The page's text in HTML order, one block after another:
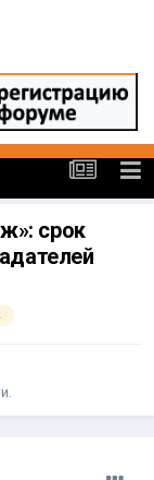
срок